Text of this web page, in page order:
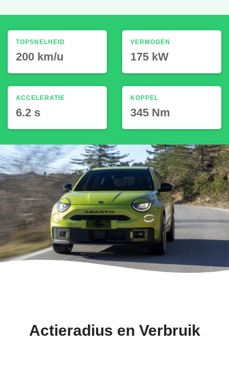
TOPSNELHEID
200 km/u
ACCELERATIE
6.2 s
VERMOGEN
175 kW
KOPPEL
345 Nm
Actieradius en Verbruik